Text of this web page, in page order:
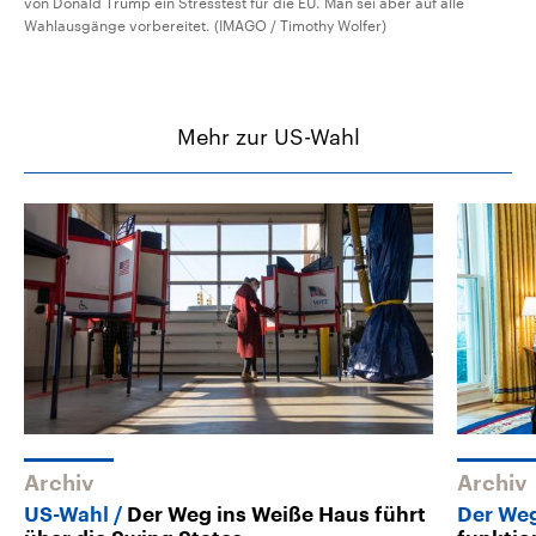
Wahlausgänge vorbereitet. (IMAGO / Timothy Wolfer)
Mehr zur US-Wahl
Archiv
US-Wahl
Der Weg ins Weiße Haus führt
Archiv
Der